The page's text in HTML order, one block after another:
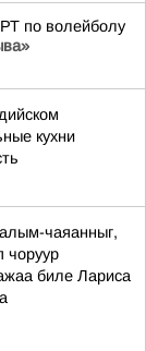
по волейболу
кухни
чаяанныг,
чоруур
биле Лариса